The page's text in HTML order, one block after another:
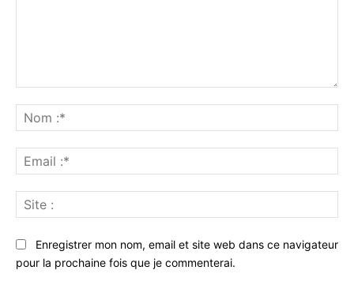
:*
:*
:
Enregistrer mon nom, email et site web dans ce navigateur
pour la prochaine fois que je commenterai.